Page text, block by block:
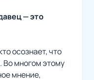
— это
осознает, что
Во многом этому
мнение,